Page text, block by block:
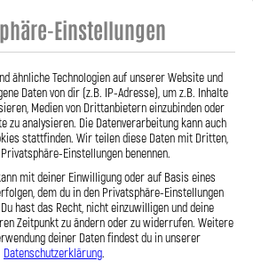
zuverlässig vor Marderbissen, Witterung
– ein regelmäßiger Austausch wie bei
beim Fahren. Unsere ausjustierbaren,
ermöglichen eine drallfreie und
Ob Sonderanfertigung oder anbaufertiges
wird passgenau und präzise gefertigt. Mit
von Lothar Spiegler Kfz-Leitungen GmbH
echte deutsche Qualität, höchste Sicherheit
das hält, was es verspricht.
Video „Stahlflex vs. Gummi“
Einstellungen
ähnliche Technologien auf unserer Website und
Daten von dir (z.B. IP-Adresse), um z.B. Inhalte
Medien von Drittanbietern einzubinden oder
zu analysieren. Die Datenverarbeitung kann auch
stattfinden. Wir teilen diese Daten mit Dritten,
Einstellungen benennen.
mit deiner Einwilligung oder auf Basis eines
dem du in den Privatsphäre-Einstellungen
hast das Recht, nicht einzuwilligen und deine
Zeitpunkt zu ändern oder zu widerrufen. Weitere
deiner Daten findest du in unserer
Datenschutzerklärung.